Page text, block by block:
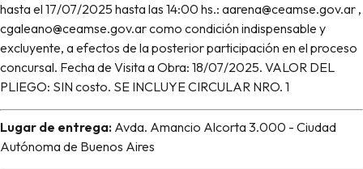
hasta el 17/07/2025 hasta las 14:00 hs.: aarena@ceamse.gov.ar ,
cgaleano@ceamse.gov.ar como condición indispensable y
excluyente, a efectos de la posterior participación en el proceso
concursal. Fecha de Visita a Obra: 18/07/2025. VALOR DEL
PLIEGO: SIN costo. SE INCLUYE CIRCULAR NRO. 1
Lugar de entrega: Avda. Amancio Alcorta 3.000 - Ciudad
Autónoma de Buenos Aires